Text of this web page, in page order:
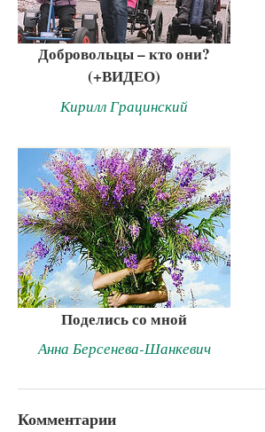
Добровольцы – кто они?
(+ВИДЕО)
Кирилл Грацинский
Поделись со мной
Анна Берсенева-Шанкевич
Комментарии